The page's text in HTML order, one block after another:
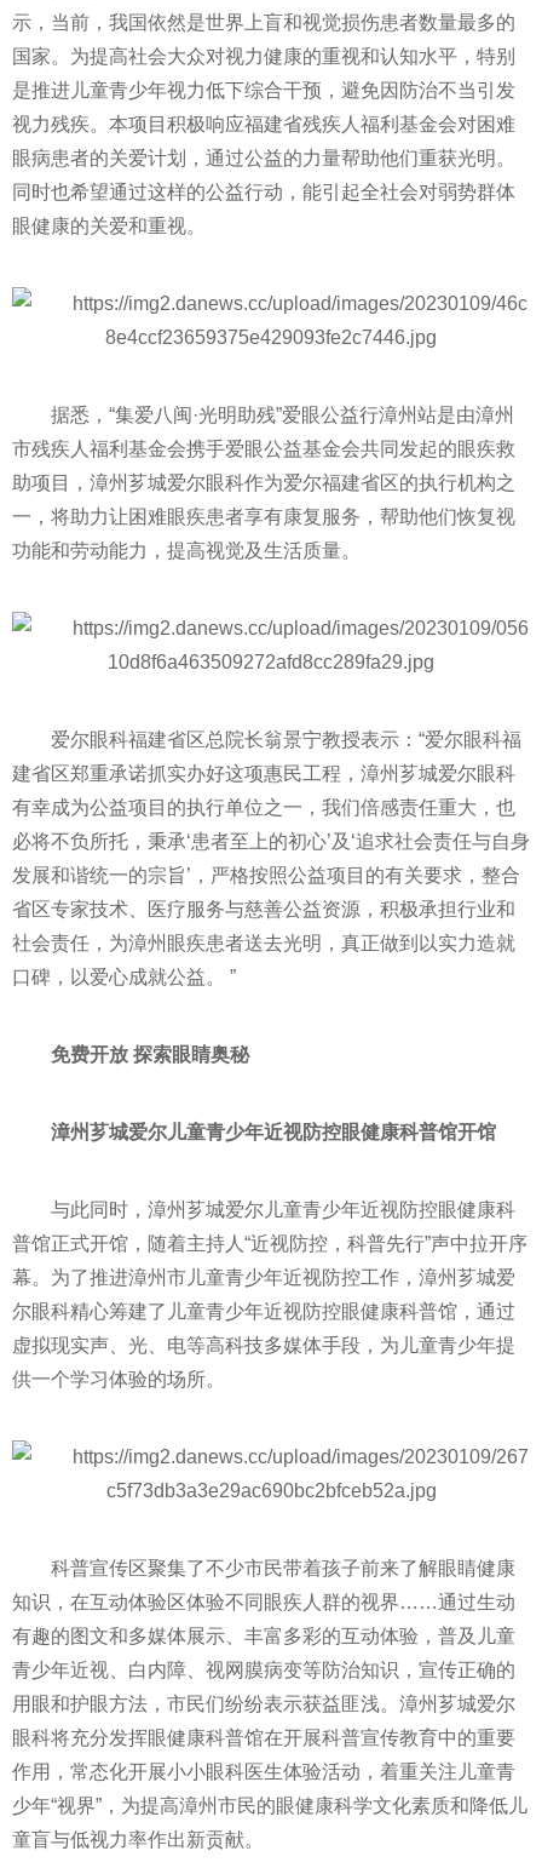
示，当前，我国依然是世界上盲和视觉损伤患者数量最多的
国家。为提高社会大众对视力健康的重视和认知水平 ，特别
是推进儿童青少年视力低下综合干预，避免因防治不当引发
视力残疾。本项目积极响应福建省残疾人福利 基金会对困难
眼病患者的关爱计划，通过公益的力量帮助他们重获光明。
同时也希望通过这样的公益行动，能引起全社会对弱势群体
眼健康的关爱和重视。
据悉，“集爱八闽·光明助残”爱眼公益行漳州站是由漳州
市残疾人福利 基金会携手爱眼公益基金会共同发起的眼疾救
助项目，漳州芗城爱尔眼科作为爱尔福建省区的执行机构之
一，将助力让困难眼疾患者享有康复服务，帮助他们恢复视
功能和劳动能力，提高视觉及生活质量。
爱尔眼科福建省区总院长翁景宁教授表示：“爱尔眼科福
建省区郑重承诺抓实办好这项惠民工程，漳州芗城爱尔眼科
有幸成为公益项目的执行单位之一，我们倍感责任重大，也
必将不负所托，秉承‘患者至上的初心’及‘追求社会责任与自身
发展和谐统一的宗旨’，严格按照公益项目的有关要求，整合
省区专家技术、医疗服务与慈善公益资源，积极承担行业和
社会责任，为漳州眼疾患者送去光明，真正做到以实力造就
口碑，以爱心成就公益。 ”
免费开放 探索眼睛奥秘
漳州芗城爱尔儿童青少年近视防控眼健康科普馆开馆
与此同时，漳州芗城爱尔儿童青少年近视防控眼健康科
普馆正式开馆，随着主持人“近视防控，科普先行”声中拉开序
幕。为了推进漳州市儿童青少年近视防控工作，漳州芗城爱
尔眼科精心筹建了儿童青少年近视防控眼健康科普馆，通过
虚拟现实声、光、电等高科技多媒体手段，为儿童青少年提
供一个学习体验的场所。
科普宣传区聚集了不少市民带着孩子前来了解眼睛健康
知识，在互动体验区体验不同眼疾人群的视界……通过生动
有趣的图文和多媒体展示、丰富多彩的互动体验，普及儿童
青少年近视、白内障、视网膜病变等防治知识，宣传正确的
用眼和护眼方法，市民们纷纷表示获益匪浅。漳州芗城爱尔
眼科将充分发挥眼健康科普馆在开展科普宣传教育中的重要
作用，常态化开展小小眼科医生体验活动，着重关注儿童青
少年“视界”，为提高漳州市民的眼健康科学文化素质和降低儿
童盲与低视力率作出新贡献。